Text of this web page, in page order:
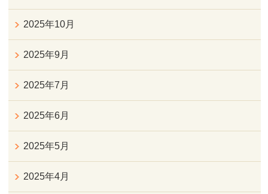
2025年10月
2025年9月
2025年7月
2025年6月
2025年5月
2025年4月